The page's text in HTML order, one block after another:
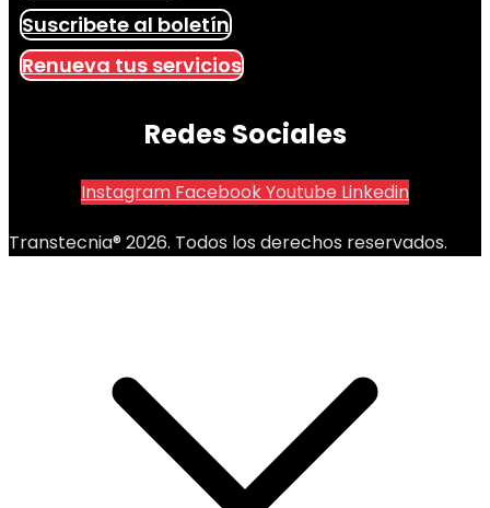
Suscribete al boletín
Renueva tus servicios
Redes Sociales
Instagram FacebookYoutube Linkedin
Transtecnia® 2026. Todos los derechos reservados.